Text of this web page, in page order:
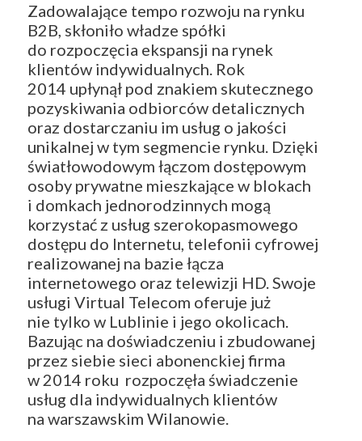
Zadowalające tempo rozwoju na rynku
B2B, skłoniło władze spółki
do rozpoczęcia ekspansji na rynek
klientów indywidualnych. Rok
2014 upłynął pod znakiem skutecznego
pozyskiwania odbiorców detalicznych
oraz dostarczaniu im usług o jakości
unikalnej w tym segmencie rynku. Dzięki
światłowodowym łączom dostępowym
osoby prywatne mieszkające w blokach
i domkach jednorodzinnych mogą
korzystać z usług szerokopasmowego
dostępu do Internetu, telefonii cyfrowej
realizowanej na bazie łącza
internetowego oraz telewizji HD. Swoje
usługi Virtual Telecom oferuje już
nie tylko w Lublinie i jego okolicach.
Bazując na doświadczeniu i zbudowanej
przez siebie sieci abonenckiej firma
w 2014 roku rozpoczęła świadczenie
usług dla indywidualnych klientów
na warszawskim Wilanowie.